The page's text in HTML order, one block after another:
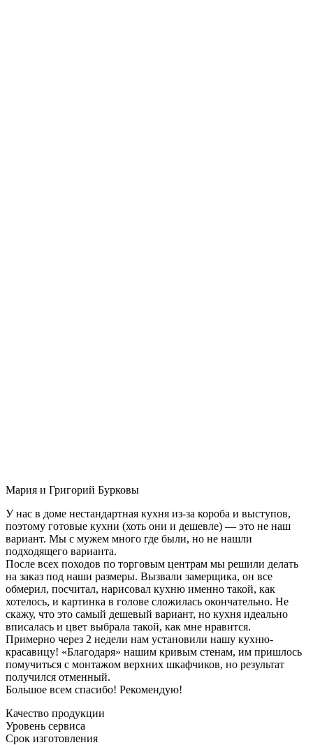
Мария и Григорий Бурковы
У нас в доме нестандартная кухня из-за короба и выступов,
поэтому готовые кухни (хоть они и дешевле) — это не наш
вариант. Мы с мужем много где были, но не нашли
подходящего варианта.
После всех походов по торговым центрам мы решили делать
на заказ под наши размеры. Вызвали замерщика, он все
обмерил, посчитал, нарисовал кухню именно такой, как
хотелось, и картинка в голове сложилась окончательно. Не
скажу, что это самый дешевый вариант, но кухня идеально
вписалась и цвет выбрала такой, как мне нравится.
Примерно через 2 недели нам установили нашу кухню-
красавицу! «Благодаря» нашим кривым стенам, им пришлось
помучиться с монтажом верхних шкафчиков, но результат
получился отменный.
Большое всем спасибо! Рекомендую!
Качество продукции
Уровень сервиса
Срок изготовления